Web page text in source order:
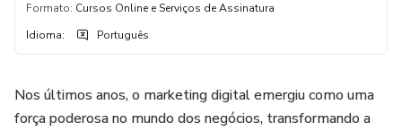
Formato: Cursos Online e Serviços de Assinatura
Idioma: Português
Nos últimos anos, o marketing digital emergiu como uma
força poderosa no mundo dos negócios, transformando a